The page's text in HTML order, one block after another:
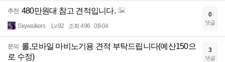
추천 480만원대 참고 견적입니다.
Skywalkers Lv.92 조회 496 08-04
0
댓글
문의
롤,모바일 마비노기용 견적 부탁드립니다(예산150으
로 수정)
3
댓글